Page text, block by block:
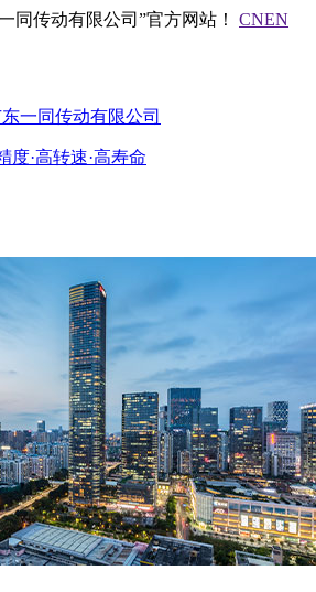
同传动有限公司”官方网站！ CNEN
东一同传动有限公司
度·高转速·高寿命